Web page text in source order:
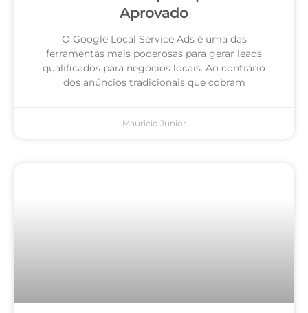
Aprovado
O Google Local Service Ads é uma das
ferramentas mais poderosas para gerar leads
qualificados para negócios locais. Ao contrário
dos anúncios tradicionais que cobram
Mauricio Junior